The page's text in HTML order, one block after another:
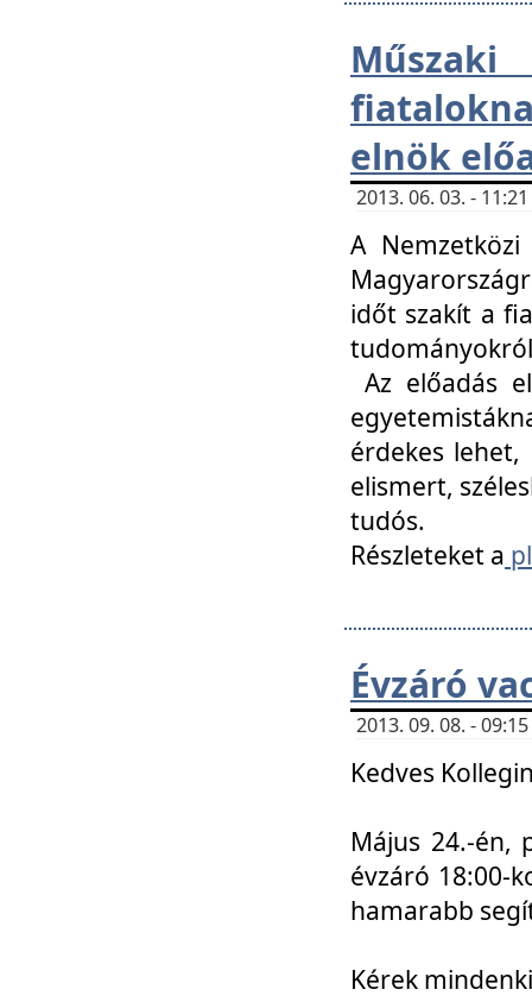
elnök
2013. 06. 03. -
A
időt szakít a
Az előadás
érdekes lehet,
elismert,
tudós.
Részleteket a
Évzáró
2013. 09. 08. -
Kedves
Május 24.-én,
évzáró 18:00-
hamarabb
Kérek